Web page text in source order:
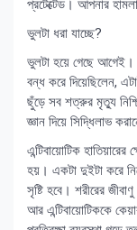
প্রটেক্টেড। আপনার
ভুলটা ধরা যাচ্ছে?
ভুলটা হয়ে গেছে আগেই।
বন্ধ করে দিয়েছিলেন,
ছুঁড়ে সব শত্রুর মৃত্যু
জ্ঞান দিয়ে সিদ্ধিলাভ
এন্টিবায়োটিক হাতিয়ারের
হয়। একটা দুইটা করে
সৃষ্টি হবে। শরীরের
আর এন্টিবায়োটিককে